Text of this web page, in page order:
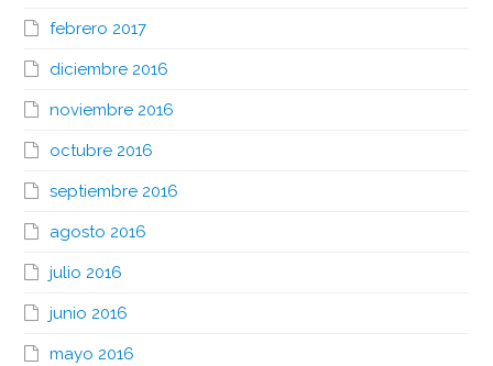
febrero 2017
diciembre 2016
noviembre 2016
octubre 2016
septiembre 2016
agosto 2016
julio 2016
junio 2016
mayo 2016